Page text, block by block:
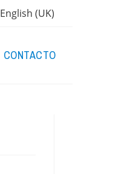
English (UK)
CONTACTO